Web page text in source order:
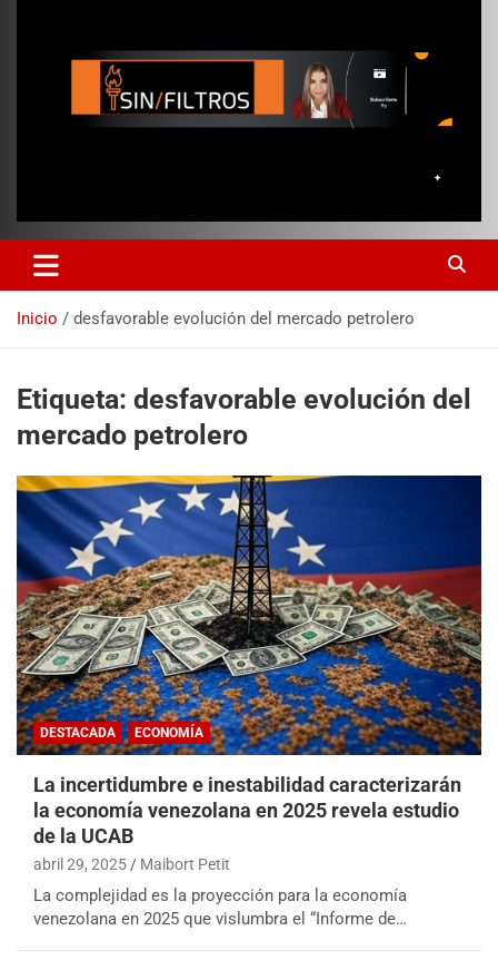
Inicio desfavorable evolución del mercado petrolero
Etiqueta: desfavorable evolución del
mercado petrolero
DESTACADA ECONOMÍA
La incertidumbre e inestabilidad caracterizarán
la economía venezolana en 2025 revela estudio
de la UCAB
abril 29, 2025 Maibort Petit
La complejidad es la proyección para la economía
venezolana en 2025 que vislumbra el “Informe de…